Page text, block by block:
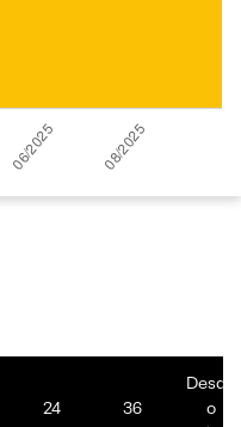
24
36
Desde
o